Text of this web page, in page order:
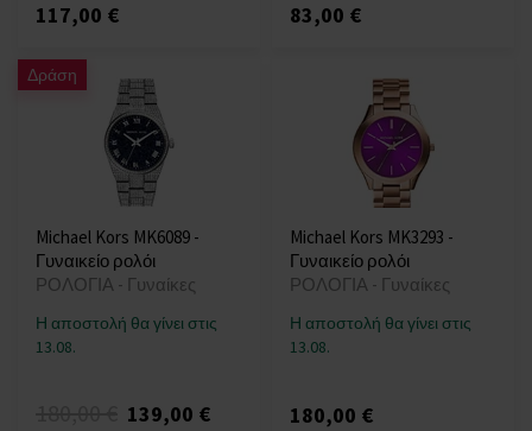
117,00 € 83,00 €
Δράση
Michael Kors MK6089 -
Γυναικείο ρολόι
ΡΟΛΟΓΙΑ - Γυναίκες
Η αποστολή θα γίνει στις
13.08.
139,00 €
Michael Kors MK3293 -
Γυναικείο ρολόι
ΡΟΛΟΓΙΑ - Γυναίκες
Η αποστολή θα γίνει στις
13.08.
180,00 €